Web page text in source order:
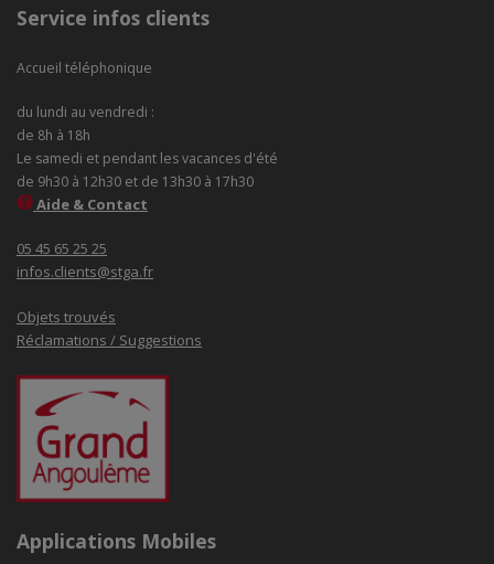
Service infos clients
Accueil téléphonique
du lundi au vendredi :
de 8h à 18h
Le samedi et pendant les vacances d'été
de 9h30 à 12h30 et de 13h30 à 17h30
Aide & Contact
05 45 65 25 25
infos.clients@stga.fr
Objets trouvés
Réclamations / Suggestions
Applications Mobiles